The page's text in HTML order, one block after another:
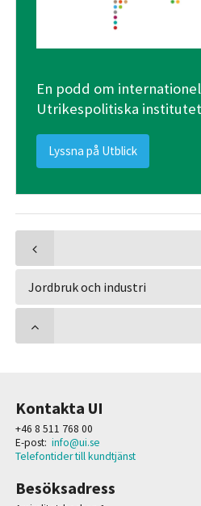
En podd om
Utrikespolitiska
Lyssna på Utblick
Jordbruk och industri
Kontakta UI
+46 8 511 768 00
E-post: info@ui.se
Telefontider till kundtjänst
Besöksadress